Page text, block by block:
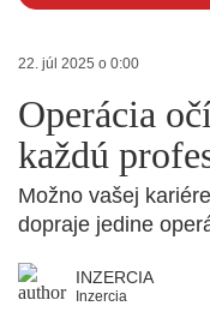
22. júl 2025 o 0:00
Operácia
každú
Možno vašej
dopraje jedine
INZERCIA
Inzercia